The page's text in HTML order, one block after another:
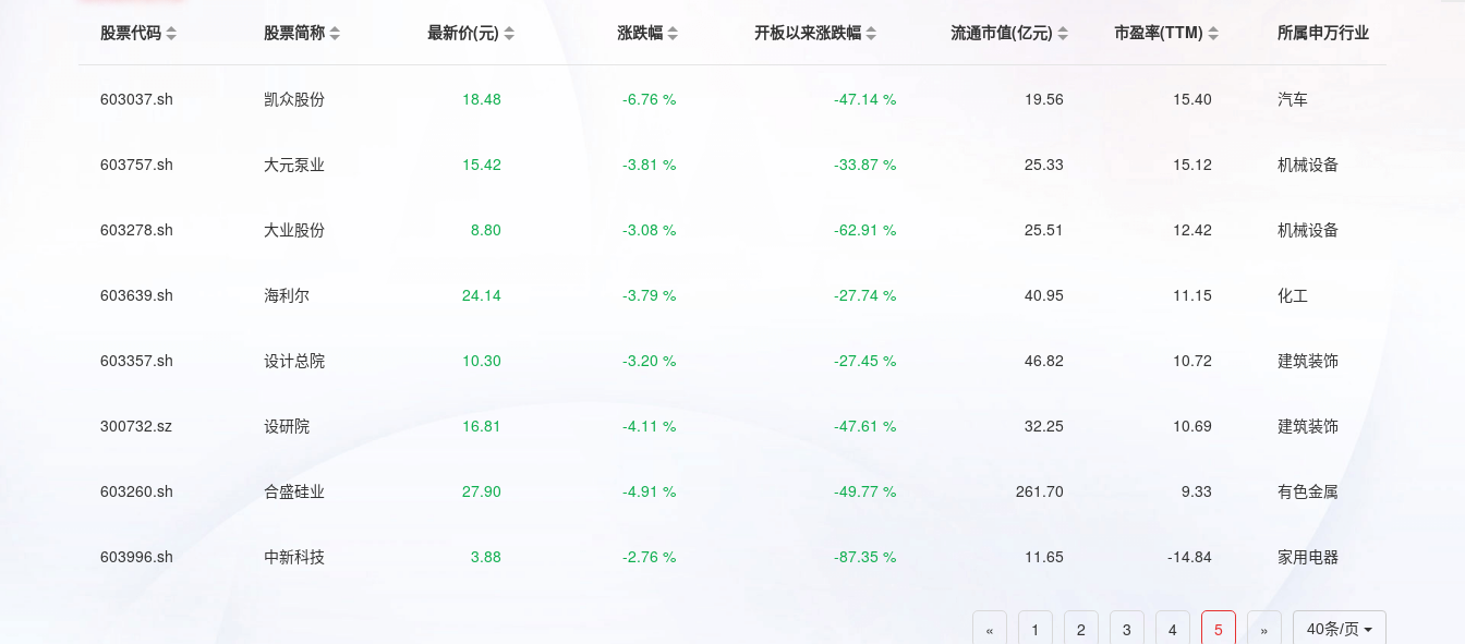
股票代码
股票简称 最新价(元) 涨跌幅 开板以来涨跌幅 流通市值(亿元) 市盈率(TTM) 所属申万行业
603037.sh 凯众股份 18.48 -6.76 % -47.14 % 19.56 15.40 汽车
603757.sh 大元泵业 15.42 -3.81 % -33.87 % 25.33 15.12 机械设备
603278.sh 大业股份 8.80 -3.08 % -62.91 % 25.51 12.42 机械设备
603639.sh 海利尔 24.14 -3.79 % -27.74 % 40.95 11.15 化工
603357.sh 设计总院 10.30 -3.20 % -27.45 % 46.82 10.72 建筑装饰
300732.sz 设研院 16.81 -4.11 % -47.61 % 32.25 10.69 建筑装饰
603260.sh 合盛硅业 27.90 -4.91 % -49.77 % 261.70 9.33 有色金属
603996.sh 中新科技 3.88 -2.76 % -87.35 % 11.65 -14.84 家用电器
40条/页
« 1 2 3 4 5 »